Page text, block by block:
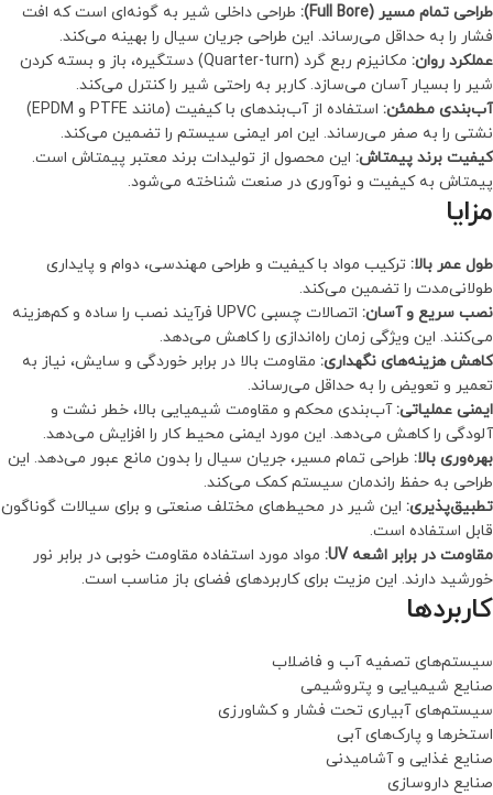
طراحی تمام مسیر (Full Bore):
طراحی داخلی شیر به گونه‌ای است که افت
فشار را به حداقل می‌رساند. این طراحی جریان سیال را بهینه می‌کند.
عملکرد روان:
مکانیزم ربع گرد (Quarter-turn) دستگیره، باز و بسته کردن
شیر را بسیار آسان می‌سازد. کاربر به راحتی شیر را کنترل می‌کند.
آب‌بندی مطمئن:
استفاده از آب‌بندهای با کیفیت (مانند PTFE و EPDM)
نشتی را به صفر می‌رساند. این امر ایمنی سیستم را تضمین می‌کند.
کیفیت برند پیمتاش: این محصول از تولیدات برند معتبر پیمتاش است.
پیمتاش به کیفیت و نوآوری در صنعت شناخته می‌شود.
مزایا
طول عمر بالا: ترکیب مواد با کیفیت و طراحی مهندسی، دوام و پایداری
طولانی‌مدت را تضمین می‌کند.
نصب سریع و آسان:
اتصالات چسبی UPVC فرآیند نصب را ساده و کم‌هزینه
می‌کنند. این ویژگی زمان راه‌اندازی را کاهش می‌دهد.
کاهش هزینه‌های نگهداری: مقاومت بالا در برابر خوردگی و سایش، نیاز به
تعمیر و تعویض را به حداقل می‌رساند.
ایمنی عملیاتی: آب‌بندی محکم و مقاومت شیمیایی بالا، خطر نشت و
آلودگی را کاهش می‌دهد. این مورد ایمنی محیط کار را افزایش می‌دهد.
بهره‌وری بالا: طراحی تمام مسیر، جریان سیال را بدون مانع عبور می‌دهد. این
طراحی به حفظ راندمان سیستم کمک می‌کند.
تطبیق‌پذیری: این شیر در محیط‌های مختلف صنعتی و برای سیالات گوناگون
قابل استفاده است.
مقاومت در برابر اشعه UV:
مواد مورد استفاده مقاومت خوبی در برابر نور
خورشید دارند. این مزیت برای کاربردهای فضای باز مناسب است.
کاربردها
سیستم‌های تصفیه آب و فاضلاب
صنایع شیمیایی و پتروشیمی
سیستم‌های آبیاری تحت فشار و کشاورزی
استخرها و پارک‌های آبی
صنایع غذایی و آشامیدنی
صنایع داروسازی